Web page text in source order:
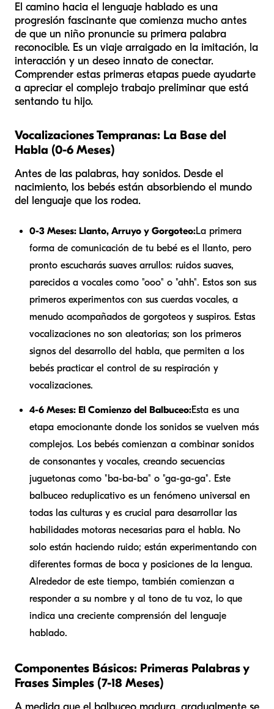
El camino hacia el lenguaje hablado es una
progresión fascinante que comienza mucho antes
de que un niño pronuncie su primera palabra
reconocible. Es un viaje arraigado en la imitación, la
interacción y un deseo innato de conectar.
Comprender estas primeras etapas puede ayudarte
a apreciar el complejo trabajo preliminar que está
sentando tu hijo.
Vocalizaciones Tempranas: La Base del
Habla (0-6 Meses)
Antes de las palabras, hay sonidos. Desde el
nacimiento, los bebés están absorbiendo el mundo
del lenguaje que los rodea.
0-3 Meses: Llanto, Arruyo y Gorgoteo:La primera
forma de comunicación de tu bebé es el llanto, pero
pronto escucharás suaves arrullos: ruidos suaves,
parecidos a vocales como "ooo" o "ahh". Estos son sus
primeros experimentos con sus cuerdas vocales, a
menudo acompañados de gorgoteos y suspiros. Estas
vocalizaciones no son aleatorias; son los primeros
signos del desarrollo del habla, que permiten a los
bebés practicar el control de su respiración y
vocalizaciones.
4-6 Meses: El Comienzo del Balbuceo:Esta es una
etapa emocionante donde los sonidos se vuelven más
complejos. Los bebés comienzan a combinar sonidos
de consonantes y vocales, creando secuencias
juguetonas como "ba-ba-ba" o "ga-ga-ga". Este
balbuceo reduplicativo es un fenómeno universal en
todas las culturas y es crucial para desarrollar las
habilidades motoras necesarias para el habla. No
solo están haciendo ruido; están experimentando con
diferentes formas de boca y posiciones de la lengua.
Alrededor de este tiempo, también comienzan a
responder a su nombre y al tono de tu voz, lo que
indica una creciente comprensión del lenguaje
hablado.
Componentes Básicos: Primeras Palabras y
Frases Simples (7-18 Meses)